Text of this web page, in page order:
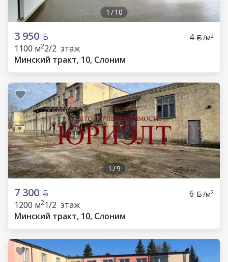
1 /10
3 950 4 /м2
1100 м22/2 этаж
Минский тракт, 10, Слоним
1/9
7 300 6 /м2
1200 м21/2 этаж
Минский тракт, 10, Слоним